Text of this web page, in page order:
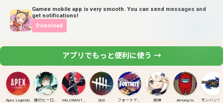
Gamee mobile app is very smooth. You can send messages and
get notifications!
Download
アプリでもっと便利に使う →
Apex Legends 僕のヒーローアカデミア ULTRA RUMBLE VALORANT(PC) DbD フォートナイト 原神 Among Us